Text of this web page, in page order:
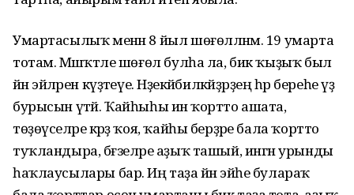
Умартасылыҡ менән 8 йыл шөғөлләнәм. 19 умарта
тотам. Мәшәҡәтле шөғөл булһа ла, бик ҡыҙыҡ был
йән эйәләрен күҙәтеүе. Нәҙекәйбилкәйҙәрҙең һәр береһе үҙ
бурысын үтәй. Ҡайһыһы инә ҡортто ашата,
төҙөүселәре кәрәҙ ҡоя, ҡайһы берҙәре бала ҡортто
туҡландыра, бәғзеләре аҙыҡ ташый, ингән урынды
һаҡлаусылары бар. Иң таҙа йән эйәһе булараҡ